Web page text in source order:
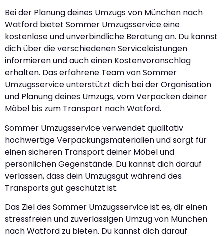
Bei der Planung deines Umzugs von München nach
Watford bietet Sommer Umzugsservice eine
kostenlose und unverbindliche Beratung an. Du kannst
dich über die verschiedenen Serviceleistungen
informieren und auch einen Kostenvoranschlag
erhalten. Das erfahrene Team von Sommer
Umzugsservice unterstützt dich bei der Organisation
und Planung deines Umzugs, vom Verpacken deiner
Möbel bis zum Transport nach Watford.
Sommer Umzugsservice verwendet qualitativ
hochwertige Verpackungsmaterialien und sorgt für
einen sicheren Transport deiner Möbel und
persönlichen Gegenstände. Du kannst dich darauf
verlassen, dass dein Umzugsgut während des
Transports gut geschützt ist.
Das Ziel des Sommer Umzugsservice ist es, dir einen
stressfreien und zuverlässigen Umzug von München
nach Watford zu bieten. Du kannst dich darauf